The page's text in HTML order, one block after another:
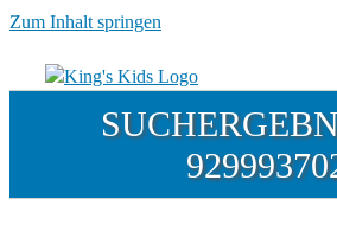
Zum Inhalt springen